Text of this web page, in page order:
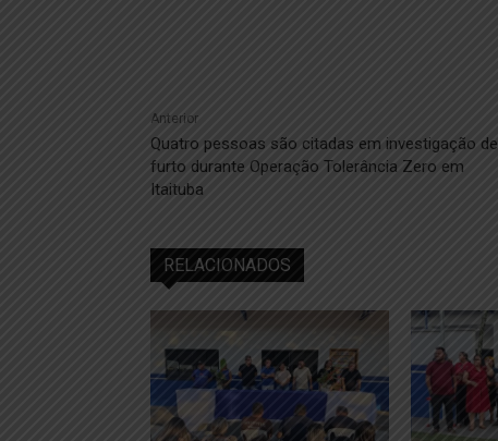
Anterior
Quatro pessoas são citadas em investigação de
furto durante Operação Tolerância Zero em
Itaituba
RELACIONADOS